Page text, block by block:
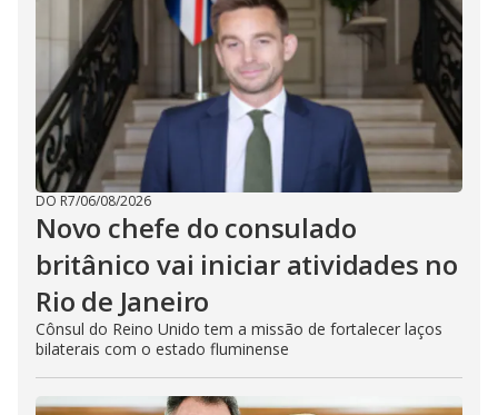
DO R7/06/08/2026
Novo chefe do consulado
britânico vai iniciar atividades no
Rio de Janeiro
Cônsul do Reino Unido tem a missão de fortalecer laços
bilaterais com o estado fluminense